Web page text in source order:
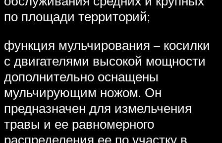
по площади территорий;
функция мульчирования – косилки
с двигателями высокой мощности
дополнительно оснащены
мульчирующим ножом. Он
предназначен для измельчения
травы и ее равномерного
распределения ее по участку в